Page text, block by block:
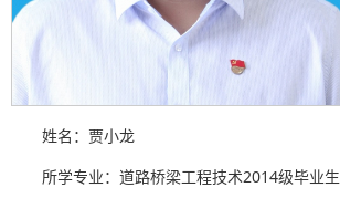
姓名：贾小龙
所学专业：道路桥梁工程技术2014级毕业生